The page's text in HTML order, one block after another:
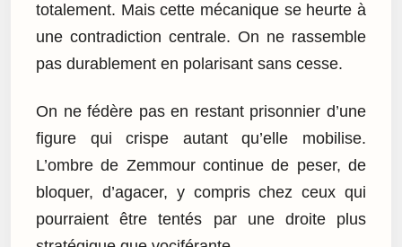
totalement. Mais cette mécanique se heurte à
une contradiction centrale. On ne rassemble
pas durablement en polarisant sans cesse.
On ne fédère pas en restant prisonnier d’une
figure qui crispe autant qu’elle mobilise.
L’ombre de Zemmour continue de peser, de
bloquer, d’agacer, y compris chez ceux qui
pourraient être tentés par une droite plus